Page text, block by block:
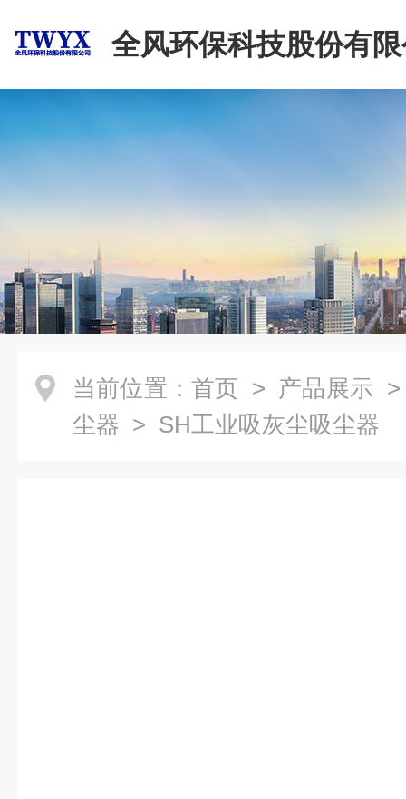
全风环保科技股份有
当前位置： 首页 > 产品展示
尘器 > SH工业吸灰尘吸尘器